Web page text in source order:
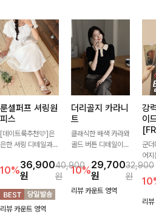
룬셀퍼프 셔링원
피스
[데이트룩추천🩷]은
은한 셔링 디테일과
사랑스러운 무드를 완
성해주는 원피스🤍
허리 스모크 밴딩이
슬림한 실루엣을 연출
해주며, 자연스럽게
10%36,900
원
40,900
원
리뷰 카운트 영역
더리골지 카라니
트
클래식한 배색 카라와
골드 버튼 디테일이
주는 니트입니다. 세
로 골지 짜임이 슬림
한 실루엣을 연출해
10%29,700
원
32,900
원
리뷰 카운트 영역
강
이
군더
어지
세련
해주
깔
기장
리뷰